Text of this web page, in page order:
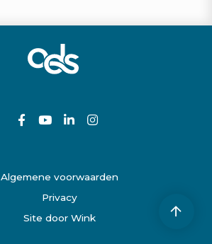
Algemene voorwaarden
Privacy
Site door Wink